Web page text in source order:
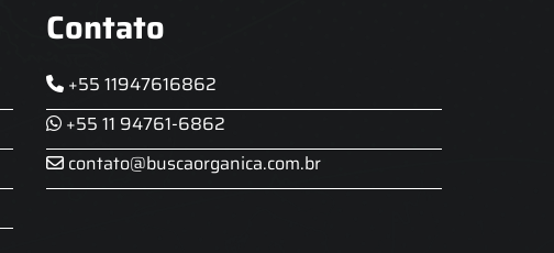
Contato
+55 11947616862
+55 11 94761-6862
contato@buscaorganica.com.br